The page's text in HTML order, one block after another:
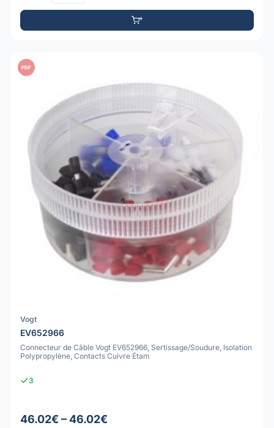
PDF
Vogt
EV652966
Connecteur de Câble Vogt EV652966, Sertissage/Soudure, Isolation
Polypropylène, Contacts Cuivre Étam
3
46.02€ – 46.02€